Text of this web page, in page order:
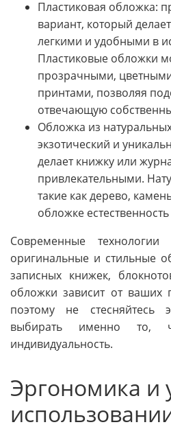
Пластиковая обложка:
вариант, который
легкими и удобными в
Пластиковые обложки
прозрачными,
принтами, позволяя
отвечающую
Обложка из
экзотический и
делает книжку или
привлекательными.
такие как дерево,
обложке
Современные технологии
оригинальные и стильные
записных книжек,
обложки зависит от ваших
поэтому не стесняйтесь
выбирать именно то,
индивидуальность.
Эргономика и